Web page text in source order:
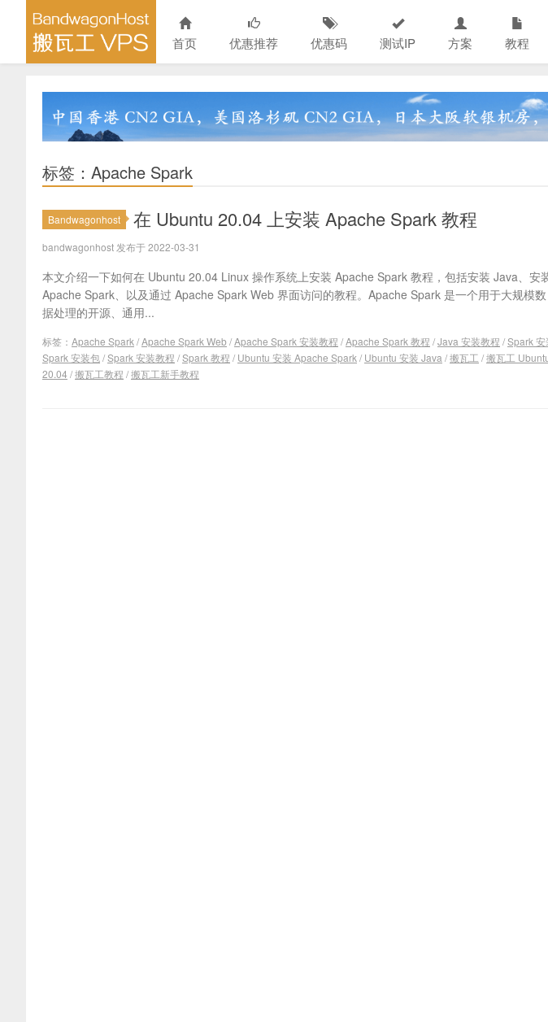
首页 优惠推荐 优惠码 测试IP 方案 教程
标签：Apache Spark
Bandwagonhost 在 Ubuntu 20.04 上安装 Apache Spark 教程
bandwagonhost 发布于 2022-03-31
本文介绍一下如何在 Ubuntu 20.04 Linux 操作系统上安装 Apache Spark 教程，包括安装 Java、安
Apache Spark、以及通过 Apache Spark Web 界面访问的教程。Apache Spark 是一个用于大规模数
据处理的开源、通用...
标签： Apache Spark /Apache Spark Web/Apache Spark 安装教程 /Apache Spark 教程 /Java 安装教程 /Spark 安
Spark 安装包/Spark 安装教程 /Spark 教程 / Ubuntu 安装 Apache Spark / Ubuntu 安装 Java /搬瓦工 /搬瓦工
20.04 /搬瓦工教程 /搬瓦工新手教程